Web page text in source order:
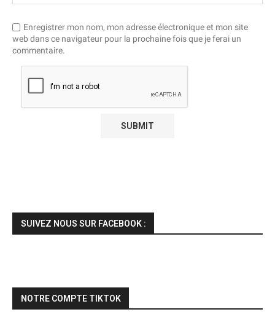
Enregistrer mon nom, mon adresse électronique et mon site
web dans ce navigateur pour la prochaine fois que je ferai un
commentaire.
SUIVEZ NOUS SUR FACEBOOK :
NOTRE COMPTE TIKTOK